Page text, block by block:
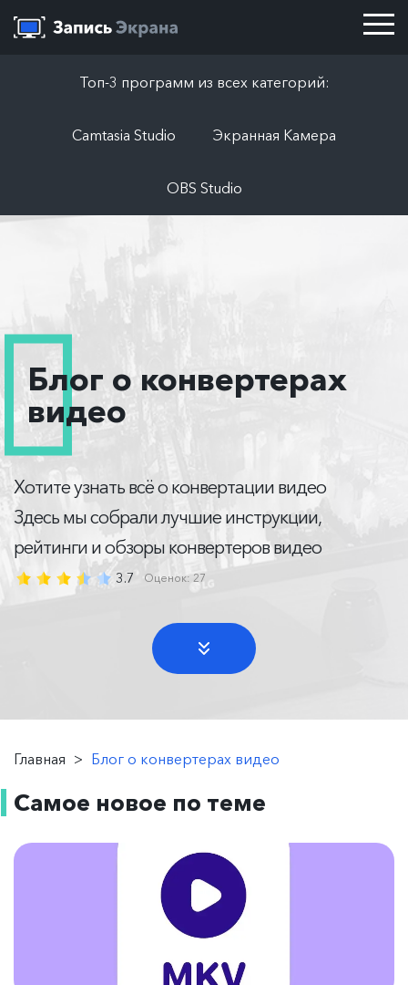
Топ-3 программ из всех категорий:
Camtasia Studio Экранная Камера
OBS Studio
Блог о конвертерах
видео
Хотите узнать всё о конвертации видео
Здесь мы собрали лучшие инструкции,
рейтинги и обзоры конвертеров видео
3.7 Оценок: 27
Главная > Блог о конвертерах видео
Самое новое по теме